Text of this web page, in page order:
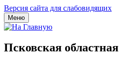
Версия сайта для слабовидящих
Меню
Псковская